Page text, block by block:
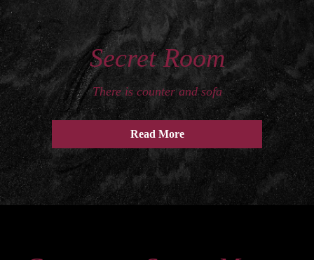
Secret Room
There is counter and sofa
Read More